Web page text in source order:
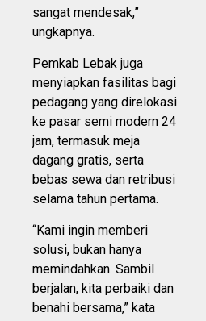
sangat mendesak,”
ungkapnya.
Pemkab Lebak juga
menyiapkan fasilitas bagi
pedagang yang direlokasi
ke pasar semi modern 24
jam, termasuk meja
dagang gratis, serta
bebas sewa dan retribusi
selama tahun pertama.
“Kami ingin memberi
solusi, bukan hanya
memindahkan. Sambil
berjalan, kita perbaiki dan
benahi bersama,” kata